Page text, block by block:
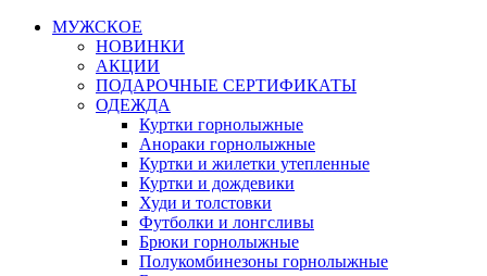
МУЖСКОЕ
НОВИНКИ
АКЦИИ
ПОДАРОЧНЫЕ СЕРТИФИКАТЫ
ОДЕЖДА
Куртки горнолыжные
Анораки горнолыжные
Куртки и жилетки утепленные
Куртки и дождевики
Худи и толстовки
Футболки и лонгсливы
Брюки горнолыжные
Полукомбинезоны горнолыжные